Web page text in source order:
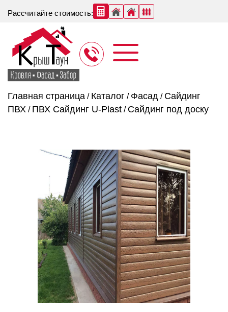
Рассчитайте стоимость:
Главная страница / Каталог / Фасад / Сайдинг
ПВХ / ПВХ Сайдинг U-Plast / Сайдинг под доску